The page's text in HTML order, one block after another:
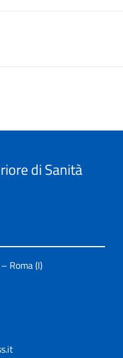
di Sanità
Roma (I)